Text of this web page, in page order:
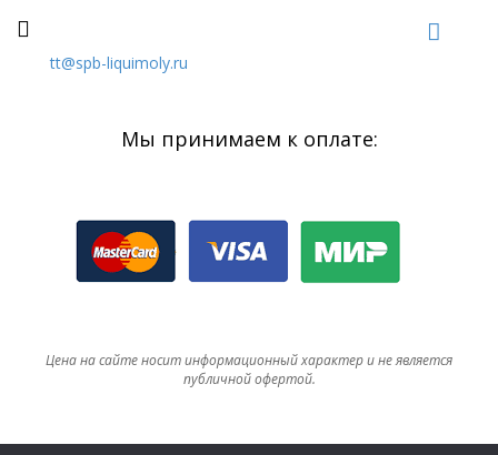
tt@spb-liquimoly.ru
Мы принимаем к оплате:
Цена на сайте носит информационный характер и не является
публичной офертой.